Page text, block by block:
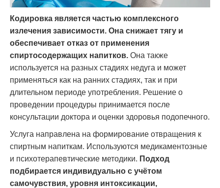
Кодировка является частью комплексного
излечения зависимости. Она снижает тягу и
обеспечивает отказ от применения
спиртосодержащих напитков. Она также
используется на разных стадиях недуга и может
применяться как на ранних стадиях, так и при
длительном периоде употребления. Решение о
проведении процедуры принимается после
консультации доктора и оценки здоровья подопечного.
Услуга направлена на формирование отвращения к
спиртным напиткам. Используются медикаментозные
и психотерапевтические методики. Подход
подбирается индивидуально с учётом
самочувствия, уровня интоксикации,